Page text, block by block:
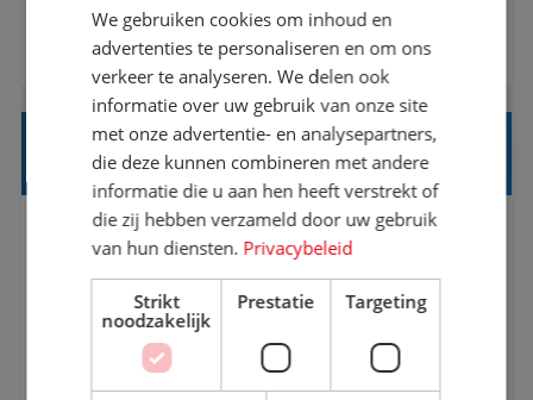
wereld over en speel je moeiteloos in op de
wensen van je team, je klant en wat er in de
reiswereld gebeurt. Met je enthousiasme weet je
klanten te overtuigen om die droomreis te
boeken! ...
BEKIJK VACATURE
REISADVISEUR ALLROUND
Aalsmeer, Noord-Holland, Nederland
33-36 uur
MBO
Een vakantie plannen is het leukste dat er is. Of
het nu voor jezelf is, of voor een ander: jij vindt
We gebruiken cookies om inhoud en
advertenties te personaliseren en om ons
verkeer te analyseren. We delen ook
informatie over uw gebruik van onze site
met onze advertentie- en analysepartners,
die deze kunnen combineren met andere
informatie die u aan hen heeft verstrekt of
die zij hebben verzameld door uw gebruik
van hun diensten. Privacybeleid
Strikt
noodzakelijk
Prestatie Targeting